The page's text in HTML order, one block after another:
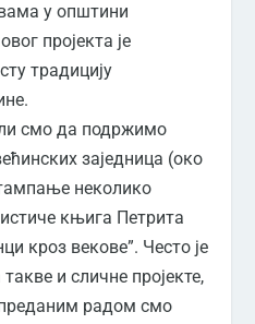
у општини
пројекта је
традицију
смо да подржимо
заједница (око
неколико
књига Петрита
кроз векове”. Често је
и сличне пројекте,
радом смо